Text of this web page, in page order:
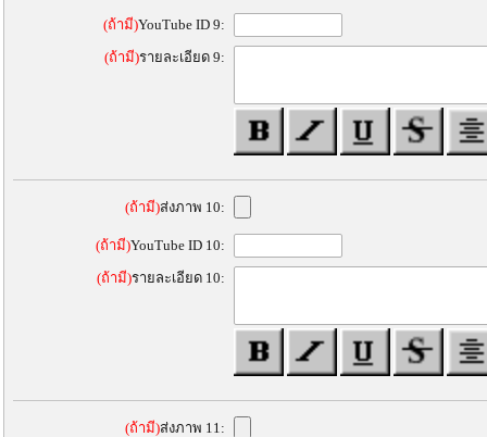
(ถ้ามี)YouTube ID 9:
(ถ้ามี)รายละเอียด 9:
(ถ้ามี)ส่งภาพ 10:
(ถ้ามี)YouTube ID 10:
(ถ้ามี)รายละเอียด 10:
(ถ้ามี)ส่งภาพ 11: